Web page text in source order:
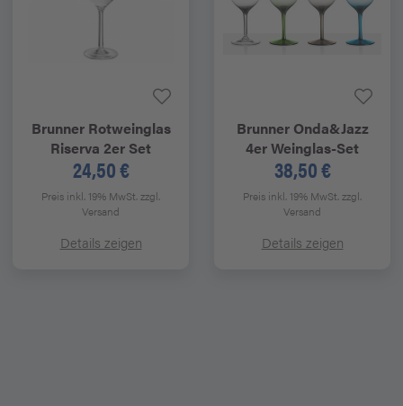
BrunnerRotweinglas
Riserva 2er Set
24,50 €
Preis inkl. 19% MwSt.zzgl.
Versand
Details zeigen
BrunnerOnda&Jazz
4er Weinglas-Set
38,50 €
Preis inkl. 19% MwSt.zzgl.
Versand
Details zeigen